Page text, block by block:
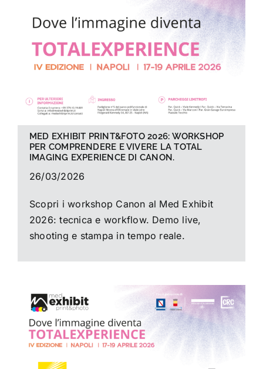
Guide
Cerca
MED EXHIBIT PRINT&FOTO 2026: WORKSHOP
PER COMPRENDERE E VIVERE LA TOTAL
IMAGING EXPERIENCE DI CANON.
26/03/2026
Scopri i workshop Canon al Med Exhibit
2026: tecnica e workflow. Demo live,
shooting e stampa in tempo reale.